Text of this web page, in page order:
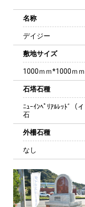
名称
デイジー
敷地サイズ
1000ｍｍ*1000ｍｍ
石塔石種
ﾆｭｰｲﾝﾍﾟﾘｱﾙﾚｯﾄﾞ（
石
外柵石種
なし